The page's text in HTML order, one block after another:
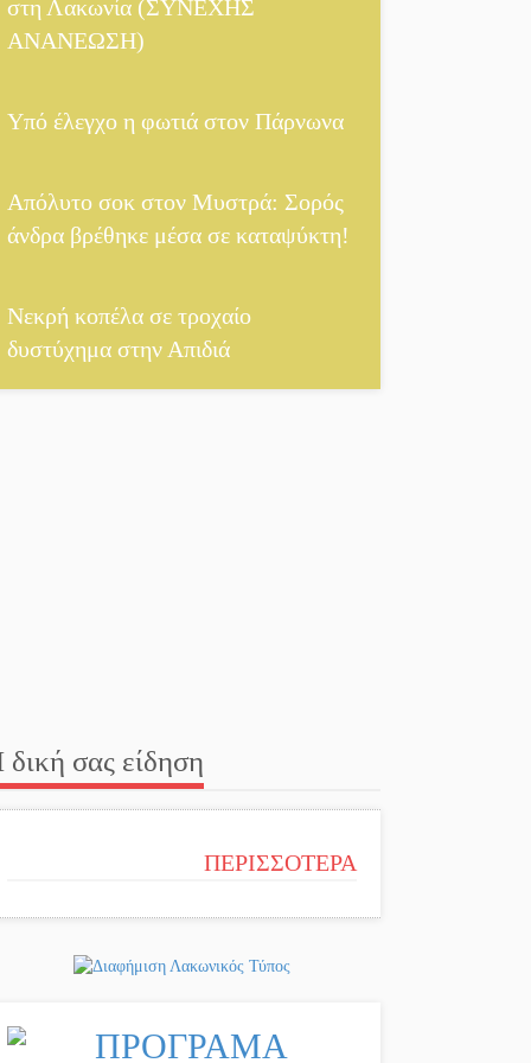
στο πρόγραμμα απασχόλησης ανέργων 55 ετών και άνω
στη Λακωνία (ΣΥΝΕΧΗΣ
ΑΝΑΝΕΩΣΗ)
Υπό έλεγχο η φωτιά στον Πάρνωνα
Απόλυτο σοκ στον Μυστρά: Σορός
άνδρα βρέθηκε μέσα σε καταψύκτη!
Νεκρή κοπέλα σε τροχαίο
δυστύχημα στην Απιδιά
σας είδηση
ΠΕΡΙΣΣΟΤΕΡΑ